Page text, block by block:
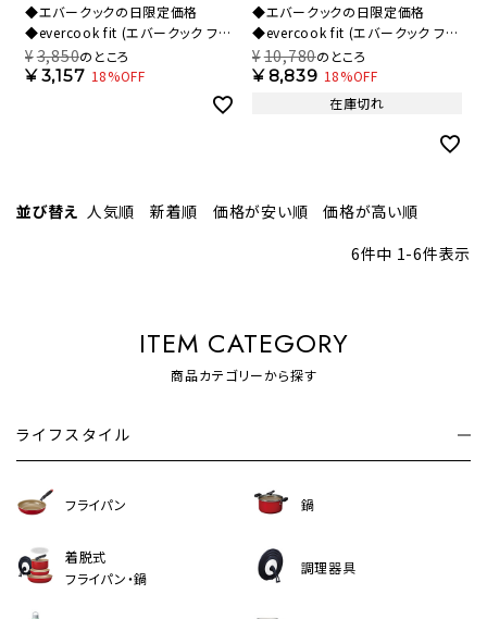
◆エバークックの日限定価格
◆evercook fit (エバークック フィ
ット) 【限定色】 IH対応 着脱式 玉子
焼き フライパン 13×19cm スモー
¥3,850のところ
¥3,157 18%OFF
◆エバークックの日限定価格
◆evercook fit (エバークック フィ
ット) 【限定色】 IH対応 着脱式 フラ
イパン 4点セット スモーキーブルー
500日保証 EIST4BG【HO】
¥10,780のところ
¥8,839 18%OFF
在庫切れ
並び替え 人気順 新着順 価格が安い順
価格が高い順
6件中 1-6件表示
ITEM CATEGORY
商品カテゴリーから探す
ライフスタイル
フライパン 鍋
着脱式
フライパン・鍋
調理器具